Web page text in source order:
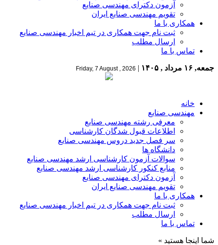
آزمون دکترای مهندسی صنایع
تقویم مهندسی صنایع ایران
همکاری با ما
ثبت نام جهت همکاری در تیم اخبار مهندسی صنایع
ارسال مطلب
تماس با ما
جمعه, ۱۶ مرداد , ۱۴۰۵ |
Friday, 7 August , 2026
خانه
مهندسی صنایع
معرفی رشته مهندسی صنایع
اطلاعات قبول شدگان کارشناسی
سر فصل جدید دروس مهندسی صنایع
دانشگاه ها
سوالات آزمون کارشناسی ارشد مهندسی صنایع
منابع کنکور کارشناسی ارشد مهندسی صنایع
آزمون دکترای مهندسی صنایع
تقویم مهندسی صنایع ایران
همکاری با ما
ثبت نام جهت همکاری در تیم اخبار مهندسی صنایع
ارسال مطلب
تماس با ما
شما اینجا هستید »